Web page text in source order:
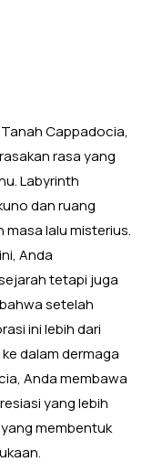
Cappadocia,
rasa yang
Labyrinth
dan ruang
lalu misterius.
Anda
tetapi juga
setelah
ini lebih dari
dalam dermaga
Anda membawa
yang lebih
membentuk